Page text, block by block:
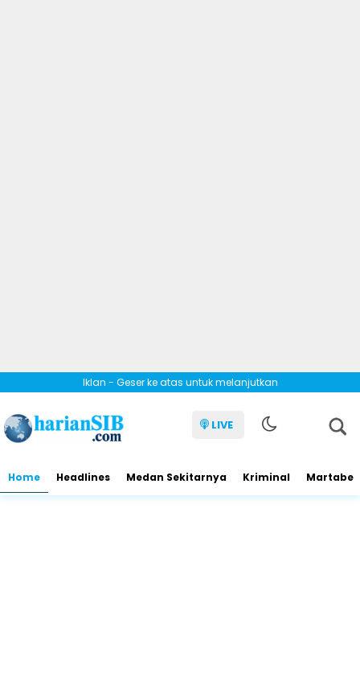
Iklan - Geser ke atas untuk melanjutkan
LIVE
Home Headlines Medan Sekitarnya Kriminal Martabe